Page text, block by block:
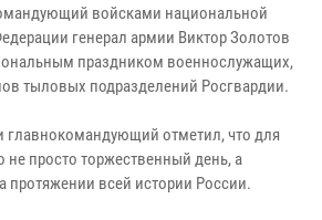
войсками национальной
генерал армии Виктор Золотов
праздником военнослужащих,
тыловых подразделений Росгвардии.
главнокомандующий отметил, что для
не просто торжественный день, а
протяжении всей истории России.